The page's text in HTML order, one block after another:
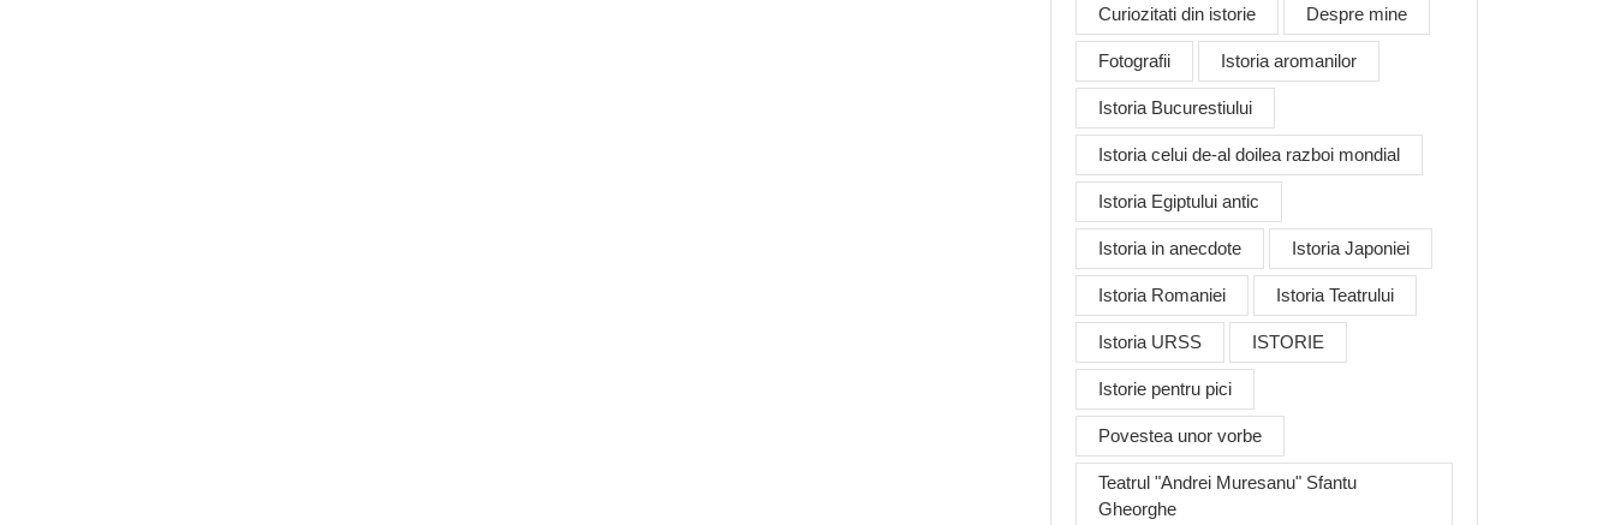
Curiozitati din istorie Despre mine
Fotografii Istoria aromanilor
Istoria Bucurestiului
Istoria celui de-al doilea razboi mondial
Istoria Egiptului antic
Istoria in anecdote Istoria Japoniei
Istoria Romaniei Istoria Teatrului
Istoria URSS ISTORIE
Istorie pentru pici
Povestea unor vorbe
Teatrul "Andrei Muresanu" Sfantu
Gheorghe